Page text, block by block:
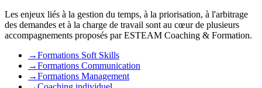
Les enjeux liés à la gestion du temps, à la priorisation, à l'arbitrage
des demandes et à la charge de travail sont au cœur de plusieurs
accompagnements proposés par ESTEAM Coaching & Formation.
→Formations Soft Skills
→Formations Communication
→Formations Management